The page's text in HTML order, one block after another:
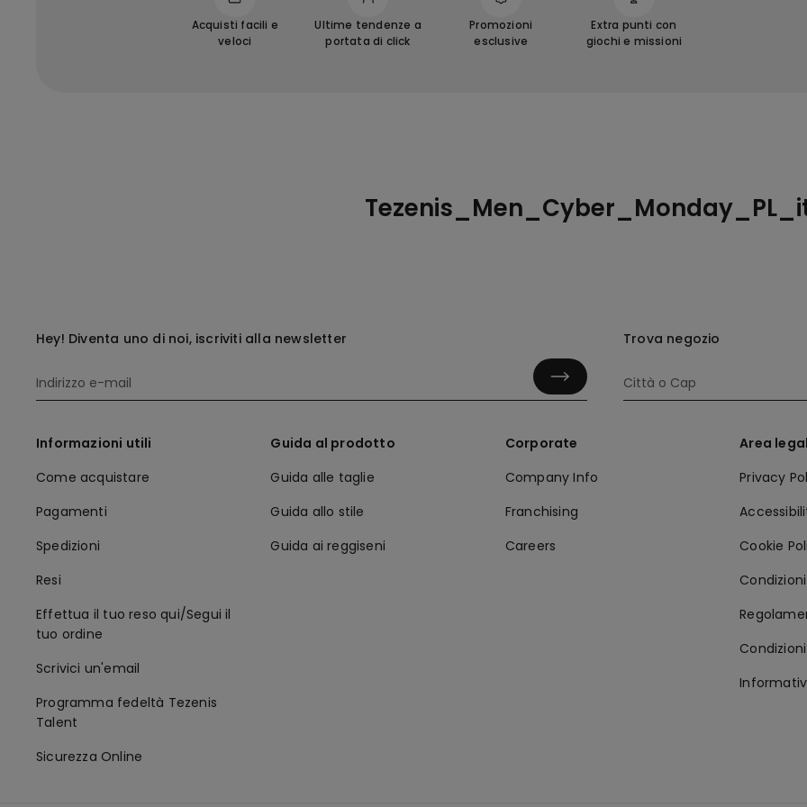
Acquisti facili e
veloci
Ultime tendenze a
portata di click
Promozioni
esclusive
Extra punti con
giochi e missioni
Hey! Diventa uno di noi, iscriviti alla newsletter Trova negozio
Informazioni utili
Come acquistare
Pagamenti
Spedizioni
Resi
Effettua il tuo reso qui/Segui il
tuo ordine
Scrivici un'email
Programma fedeltà Tezenis
Talent
Sicurezza Online
Guida al prodotto
Guida alle taglie
Guida allo stile
Guida ai reggiseni
Corporate
Company Info
Franchising
Careers
Area
Privacy
Cookie